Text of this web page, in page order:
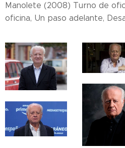
Manolete (2008) Turno de
oficina, Un paso adelante,